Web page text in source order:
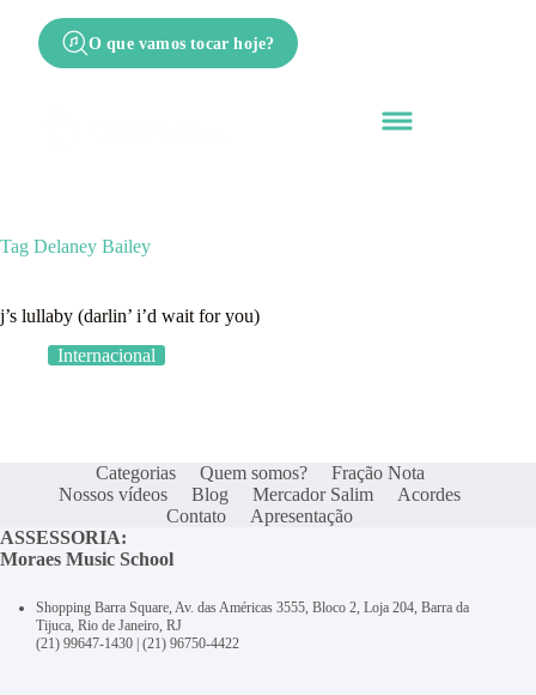
O que vamos tocar hoje?
Tag Delaney Bailey
j’s lullaby (darlin’ i’d wait for you)
Internacional
Categorias Quem somos?
Fração Nota
Nossos vídeos
Blog Mercador Salim
Acordes
Contato
Apresentação
ASSESSORIA:
Moraes Music School
Shopping Barra Square, Av. das Américas 3555, Bloco 2, Loja 204, Barra da
Tijuca, Rio de Janeiro, RJ
(21) 99647-1430 | (21) 96750-4422